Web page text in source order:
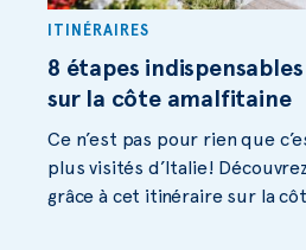
ITINÉRAIRES
8 étapes
sur la côte amalfitaine
Ce n’est pas pour rien que
plus visités d’Italie!
grâce à cet itinéraire sur la